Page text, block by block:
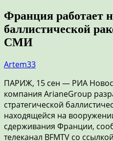
Франция работает
баллистической
СМИ
Artem33
ПАРИЖ, 15 сен — РИА
компания ArianeGroup
стратегической
находящейся на
сдерживания Франции,
телеканал BFMTV со